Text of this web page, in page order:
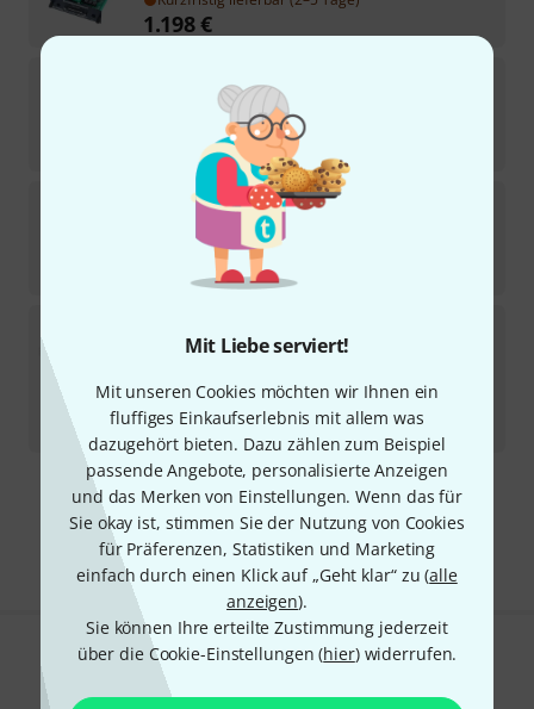
Mit Liebe serviert!
Mit unseren Cookies möchten wir Ihnen ein
fluffiges Einkaufserlebnis mit allem was
dazugehört bieten. Dazu zählen zum Beispiel
passende Angebote, personalisierte Anzeigen
und das Merken von Einstellungen. Wenn das für
Sie okay ist, stimmen Sie der Nutzung von Cookies
für Präferenzen, Statistiken und Marketing
einfach durch einen Klick auf „Geht klar“ zu (alle
anzeigen).
Sie können Ihre erteilte Zustimmung jederzeit
über die Cookie-Einstellungen (hier) widerrufen.
1.198€
Auf Anfrage
YamahaMY8 DA96
Auf Anfrage
4.298 €
30-Tage-Bestpreis:4.598 €
-7%
Kostenloser Versand ab 29 €
Alle Preise inkl. MwSt.
Gefällt Ihnen, was Sie sehen?